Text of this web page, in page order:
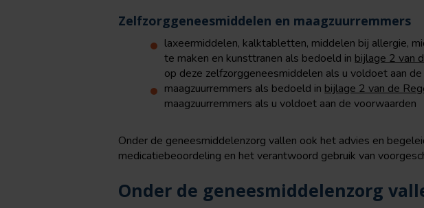
Zelfzorggeneesmiddelen en maagzuurremmers
laxeermiddelen, kalktabletten, middelen bij allergie,
te maken en kunsttranen als bedoeld in bijlage 2 van
op deze zelfzorggeneesmiddelen als u voldoet aan
maagzuurremmers als bedoeld in bijlage 2 van de
maagzuurremmers als u voldoet aan de voorwaarden
Onder de geneesmiddelenzorg vallen ook het advies en
medicatiebeoordeling en het verantwoord gebruik van
Onder de geneesmiddelenzorg